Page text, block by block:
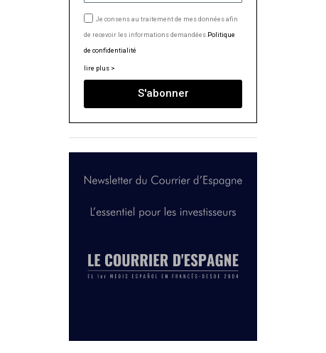
Je consens au traitement de mes données afin
de recevoir les informations demandées. Politique
de confidentialité
lire plus >
S'abonner